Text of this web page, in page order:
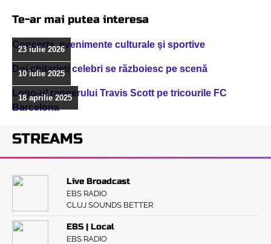
Te-ar mai putea interesa
Concerte, evenimente culturale şi sportive
23 iulie 2026
Doi chitarişti celebri se războiesc pe scenă
10 iulie 2025
Logo-ul rapperului Travis Scott pe tricourile FC
Barcelona
18 aprilie 2025
STREAMS
Live Broadcast
EBS RADIO
CLUJ SOUNDS BETTER
EBS | Local
EBS RADIO